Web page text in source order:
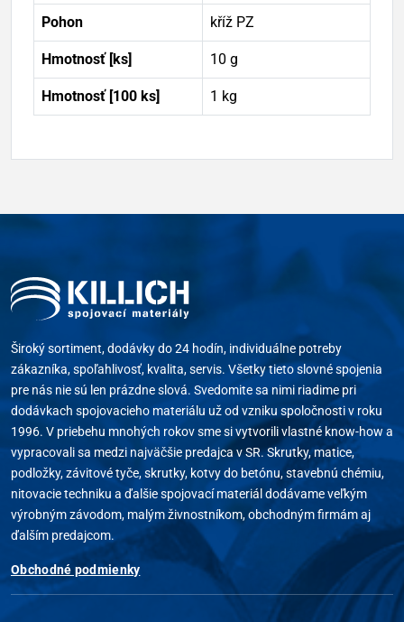
Pohon kříž PZ
Hmotnosť [ks] 10 g
Hmotnosť [100 ks] 1 kg
Široký sortiment, dodávky do 24 hodín, individuálne potreby
zákazníka, spoľahlivosť, kvalita, servis. Všetky tieto slovné spojenia
pre nás nie sú len prázdne slová. Svedomite sa nimi riadime pri
dodávkach spojovacieho materiálu už od vzniku spoločnosti v roku
1996. V priebehu mnohých rokov sme si vytvorili vlastné know-how a
vypracovali sa medzi najväčšie predajca v SR. Skrutky, matice,
podložky, závitové tyče, skrutky, kotvy do betónu, stavebnú chémiu,
nitovacie techniku a ďalšie spojovací materiál dodávame veľkým
výrobným závodom, malým živnostníkom, obchodným firmám aj
ďalším predajcom.
Obchodné podmienky